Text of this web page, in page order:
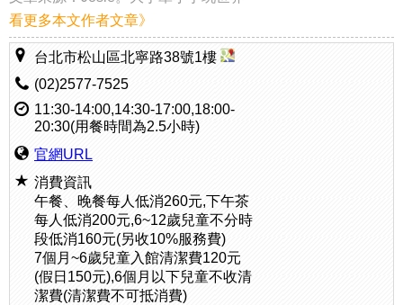
看更多本文作者文章》
台北市松山區北寧路38號1樓
(02)2577-7525
11:30-14:00,14:30-17:00,18:00-
20:30(用餐時間為2.5小時)
官網URL
消費資訊
午餐、晚餐每人低消260元,下午茶
每人低消200元,6~12歲兒童不分時
段低消160元(另收10%服務費)
7個月~6歲兒童入館清潔費120元
(假日150元),6個月以下兒童不收清
潔費(清潔費不可抵消費)